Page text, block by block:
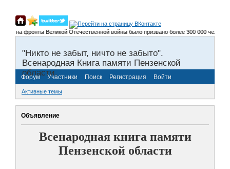
на фронты Великой Отечественной войны было призвано более 300 000
"Никто не забыт, ничто не забыто".
Всенародная Книга памяти Пензенской
области.
Форум Участники Поиск Регистрация Войти
Активные темы
Объявление
Всенародная книга памяти
Пензенской области